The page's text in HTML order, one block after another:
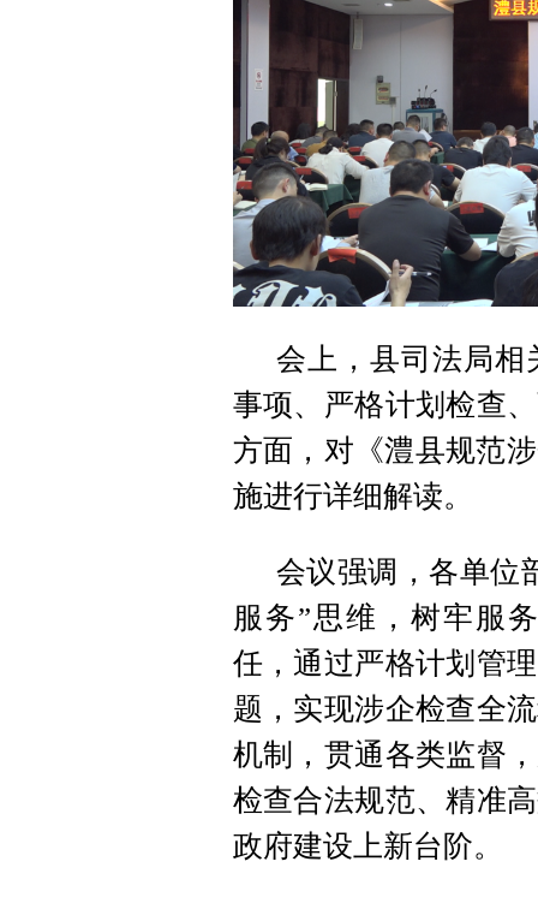
会上，县司法局相
事项、严格计划检查
方面，对《澧县规范
施进行详细解读。
会议强调，各单位
服务”思维，树牢服
任，通过严格计划管
题，实现涉企检查全
机制，贯通各类监督
检查合法规范、精准
政府建设上新台阶。